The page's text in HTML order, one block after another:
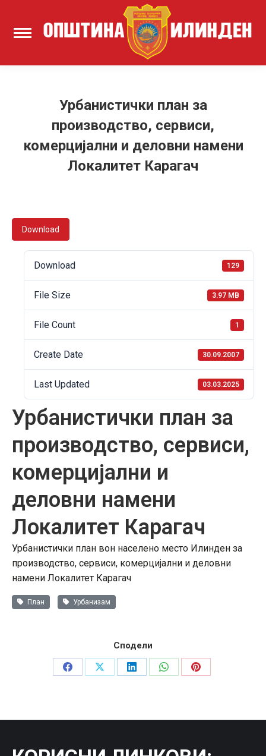
Урбанистички план за
производство, сервиси,
комерцијални и деловни намени
Локалитет Карагач
Download
Download 129
File Size 3.97 MB
File Count 1
Create Date 30.09.2007
Last Updated 03.03.2025
Урбанистички план за
производство, сервиси,
комерцијални и
деловни намени
Локалитет Карагач
Урбанистички план вон населено место Илинден за
производство, сервиси, комерцијални и деловни
намени Локалитет Карагач
План Урбанизам
Сподели
Share
Share
Share
Share
Share